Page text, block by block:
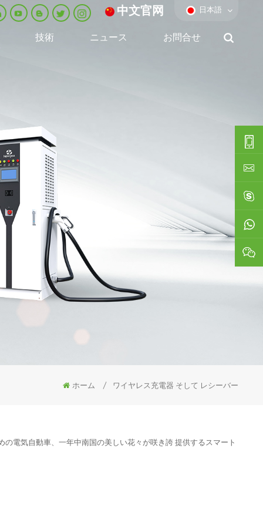
中文官网 日本語
技術 ニュース お問合せ
ホーム / ワイヤレス充電器 そして レシーバー
電気自動車、一年中南国の美しい花々が咲き誇 提供するスマート
0086-
0592-